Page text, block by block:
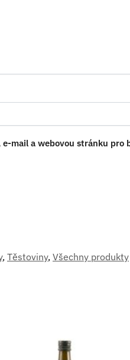
mail a webovou stránku pro
, Těstoviny, Všechny produkty